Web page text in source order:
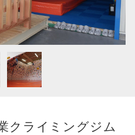
クライミングジム